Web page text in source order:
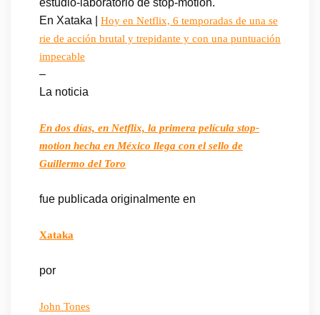
En Xataka | Hoy en Netflix, 6 temporadas de una se
rie de acción brutal y trepidante y con una puntuación
impecable
–
La noticia
En dos días, en Netflix, la primera película stop-
motion hecha en México llega con el sello de
Guillermo del Toro
fue publicada originalmente en
Xataka
por
John Tones